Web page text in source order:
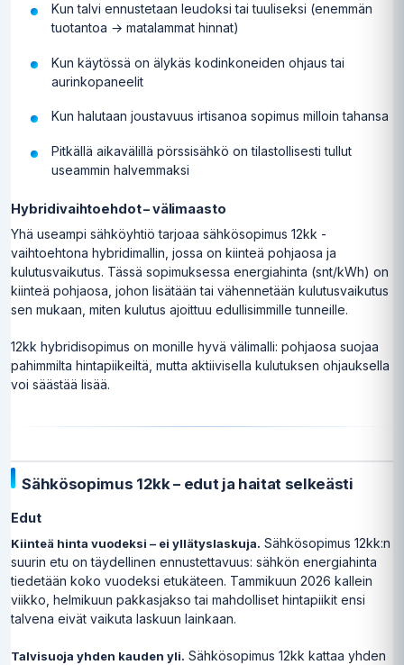
Kun talvi ennustetaan leudoksi tai tuuliseksi (enemmän
tuotantoa → matalammat hinnat)
Kun käytössä on älykäs kodinkoneiden ohjaus tai
aurinkopaneelit
Kun halutaan joustavuus irtisanoa sopimus milloin tahansa
Pitkällä aikavälillä pörssisähkö on tilastollisesti tullut
useammin halvemmaksi
Hybridivaihtoehdot – välimaasto
Yhä useampi sähköyhtiö tarjoaa sähkösopimus 12kk -
vaihtoehtona hybridimallin, jossa on kiinteä pohjaosa ja
kulutusvaikutus. Tässä sopimuksessa energiahinta (snt/kWh) on
kiinteä pohjaosa, johon lisätään tai vähennetään kulutusvaikutus
sen mukaan, miten kulutus ajoittuu edullisimmille tunneille.
12kk hybridisopimus on monille hyvä välimalli: pohjaosa suojaa
pahimmilta hintapiikeiltä, mutta aktiivisella kulutuksen ohjauksella
voi säästää lisää.
Sähkösopimus 12kk – edut ja haitat selkeästi
Edut
Kiinteä hinta vuodeksi – ei yllätyslaskuja. Sähkösopimus 12kk:n
suurin etu on täydellinen ennustettavuus: sähkön energiahinta
tiedetään koko vuodeksi etukäteen. Tammikuun 2026 kallein
viikko, helmikuun pakkasjakso tai mahdolliset hintapiikit ensi
talvena eivät vaikuta laskuun lainkaan.
Talvisuoja yhden kauden yli. Sähkösopimus 12kk kattaa yhden